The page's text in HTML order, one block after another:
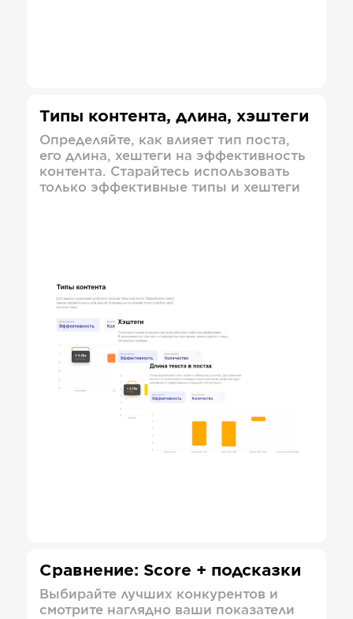
Типы контента, длина, хэштеги
Определяйте, как влияет тип поста,
его длина, хештеги на эффективность
контента. Старайтесь использовать
только эффективные типы и хештеги
Сравнение: Score + подсказки
Выбирайте лучших конкурентов и
смотрите наглядно ваши показатели